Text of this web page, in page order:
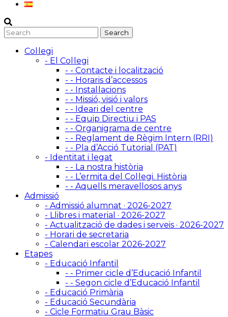
Col·legi
- El Col·legi
- - Contacte i localització
- - Horaris d’accessos
- - Instal·lacions
- - Missió, visió i valors
- - Ideari del centre
- - Equip Directiu i PAS
- - Organigrama de centre
- - Reglament de Règim Intern (RRI)
- - Pla d’Acció Tutorial (PAT)
- Identitat i legat
- - La nostra història
- - L’ermita del Col·legi. Història
- - Aquells meravellosos anys
Admissió
- Admissió alumnat · 2026-2027
- Llibres i material · 2026-2027
- Actualització de dades i serveis · 2026-2027
- Horari de secretaria
- Calendari escolar 2026-2027
Etapes
- Educació Infantil
- - Primer cicle d’Educació Infantil
- - Segon cicle d’Educació Infantil
- Educació Primària
- Educació Secundària
- Cicle Formatiu Grau Bàsic